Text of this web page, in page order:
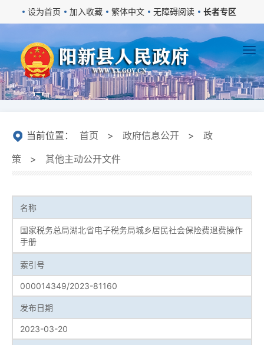
设为首页 加入收藏 繁体中文 无障碍阅读 长者专区
当前位置： 首页 > 政府信息公开 >
政
策
> 其他主动公开文件
名称
国家税务总局湖北省电子税务局城乡居民社会保险费退费操作
手册
索引号
000014349/2023-81160
发布日期
2023-03-20